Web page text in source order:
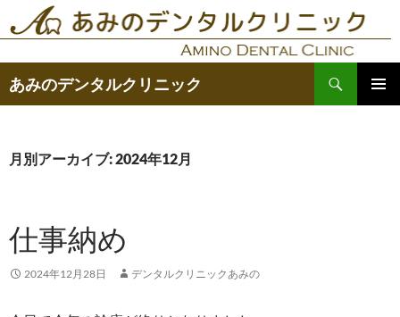
ン
ツ
キ
あみのデンタルクリニック
索
月別アーカイブ: 2024年12月
仕事納め
2024年12月28日 デンタルクリニックあみの